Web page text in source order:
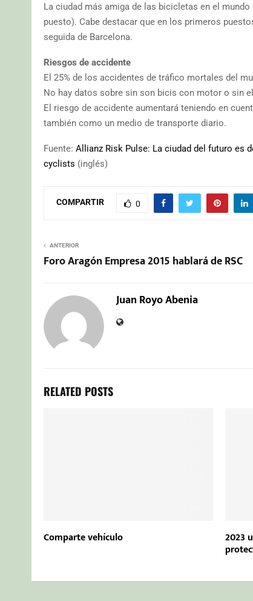
La ciudad más amiga de las bicicletas en el
puesto). Cabe destacar que en los primeros
seguida de Barcelona.
Riesgos de accidente
El 25% de los accidentes de tráfico mortales del
No hay datos sobre sin son bicis con motor o sin
El riesgo de accidente aumentará teniendo en
también como un medio de transporte diario.
Fuente: Allianz Risk Pulse: La ciudad del futuro es
cyclists (inglés)
COMPARTIR 0
ANTERIOR
Foro Aragón Empresa 2015 hablará de RSC
Juan Royo Abenia
RELATED POSTS
Comparte vehículo 2023